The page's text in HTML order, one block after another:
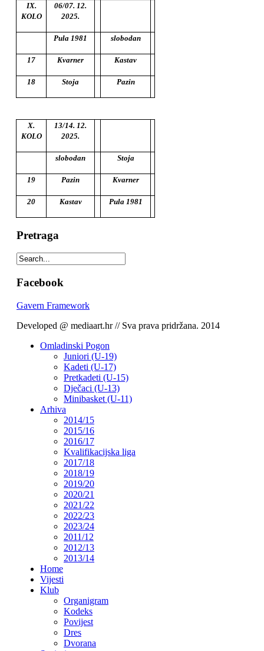
IX.
KOLO
06/07. 12.
2025.
Pula 1981 slobodan
17 Kvarner Kastav
18 Stoja Pazin
X.
KOLO
13/14. 12.
2025.
slobodan Stoja
19 Pazin Kvarner
20 Kastav Pula 1981
Pretraga
Facebook
Gavern Framework
Developed @ mediaart.hr // Sva prava pridržana. 2014
Omladinski Pogon
Juniori (U-19)
Kadeti (U-17)
Pretkadeti (U-15)
Dječaci (U-13)
Minibasket (U-11)
Arhiva
2014/15
2015/16
2016/17
Kvalifikacijska liga
2017/18
2018/19
2019/20
2020/21
2021/22
2022/23
2023/24
2011/12
2012/13
2013/14
Home
Vijesti
Klub
Organigram
Kodeks
Povijest
Dres
Dvorana